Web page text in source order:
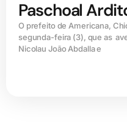
Paschoal
O prefeito de Americana,
segunda-feira (3), que as
Nicolau João Abdalla e